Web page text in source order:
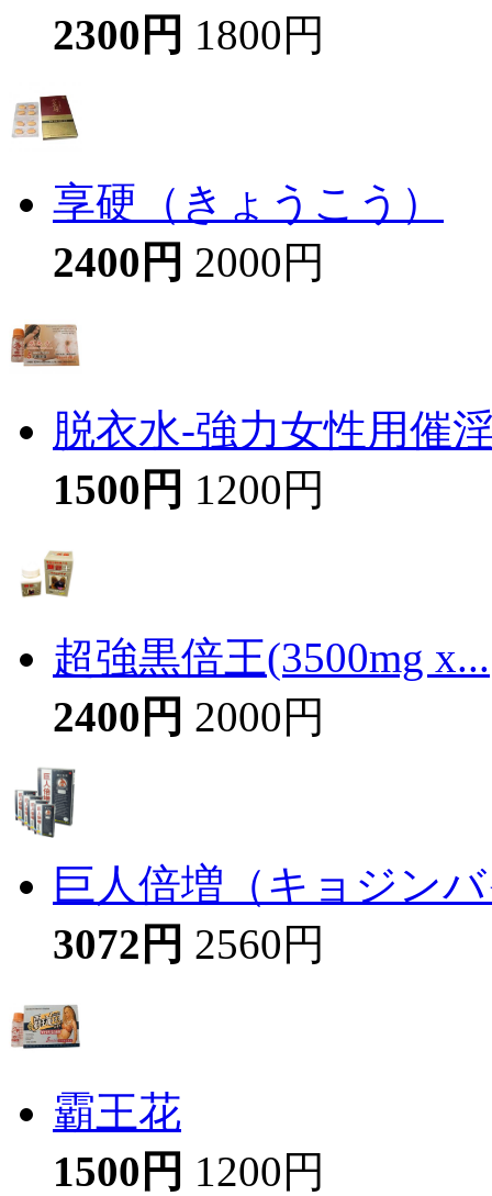
2300円 1800円
享硬（きょうこう）
2400円 2000円
脱衣水-強力女性用催
1500円 1200円
超強黒倍王(3500mg x...
2400円 2000円
巨人倍増（キョジン
3072円 2560円
霸王花
1500円 1200円